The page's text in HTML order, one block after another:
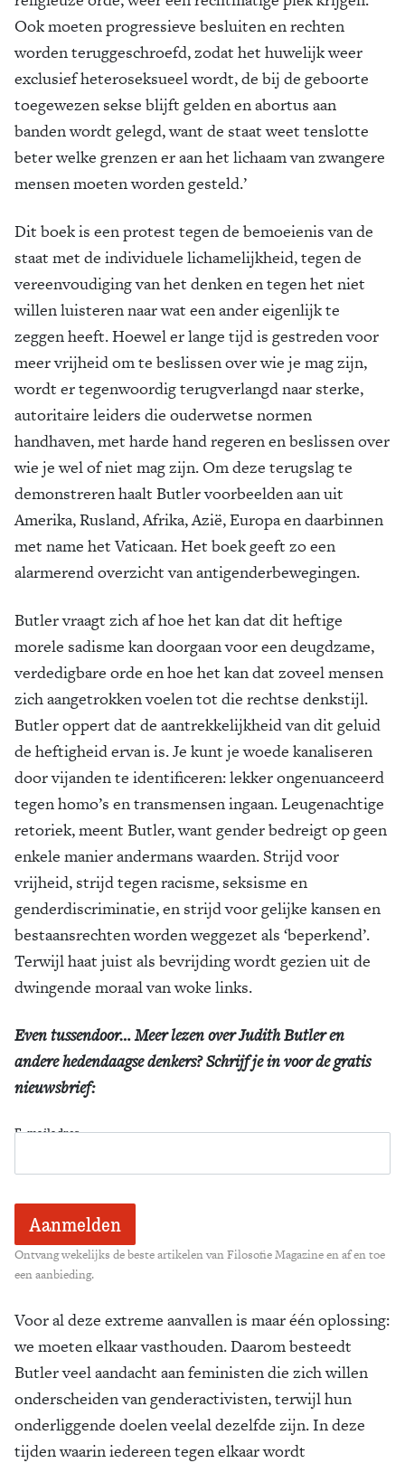
Ook moeten progressieve besluiten en rechten
worden teruggeschroefd, zodat het huwelijk weer
exclusief heteroseksueel wordt, de bij de geboorte
toegewezen sekse blijft gelden en abortus aan
banden wordt gelegd, want de staat weet tenslotte
beter welke grenzen er aan het lichaam van zwangere
mensen moeten worden gesteld.’
Dit boek is een protest tegen de bemoeienis van de
staat met de individuele lichamelijkheid, tegen de
vereenvoudiging van het denken en tegen het niet
willen luisteren naar wat een ander eigenlijk te
zeggen heeft. Hoewel er lange tijd is gestreden voor
meer vrijheid om te beslissen over wie je mag zijn,
wordt er tegenwoordig terugverlangd naar sterke,
autoritaire leiders die ouderwetse normen
handhaven, met harde hand re­geren en beslissen over
wie je wel of niet mag zijn. Om deze terugslag te
demonstreren haalt Butler voorbeelden aan uit
Amerika, Rusland, Afrika, Azië, Europa en daarbinnen
met name het Vaticaan. Het boek geeft zo een
alarmerend overzicht van antigenderbewegingen.
Butler vraagt zich af hoe het kan dat dit heftige
morele sadisme kan doorgaan voor een deugdzame,
verdedigbare orde en hoe het kan dat zoveel mensen
zich aangetrokken voelen tot die rechtse denkstijl.
Butler oppert dat de aantrekkelijkheid van dit geluid
de heftigheid ervan is. Je kunt je woede kanaliseren
door vijanden te identificeren: lekker ongenuanceerd
tegen homo’s en transmensen ingaan. Leugenachtige
retoriek, meent Butler, want gender bedreigt op geen
enkele manier andermans waarden. Strijd voor
vrijheid, strijd tegen racisme, seksisme en
genderdiscriminatie, en strijd voor gelijke kansen en
bestaansrechten worden weggezet als ‘beperkend’.
Terwijl haat juist als bevrijding wordt gezien uit de
dwingende moraal van woke links.
Even tussendoor… Meer lezen over Judith Butler en
andere hedendaagse denkers? Schrijf je in voor de gratis
nieuwsbrief:
E-mailadres
Ontvang wekelijks de beste artikelen van Filosofie Magazine en af en toe
een aanbieding.
Voor al deze extreme aanvallen is maar één oplossing:
we moeten elkaar vasthouden. Daarom besteedt
Butler veel aandacht aan feministen die zich willen
onderscheiden van genderactivisten, terwijl hun
onderliggende doelen veelal dezelfde zijn. In deze
tijden waarin iedereen tegen elkaar wordt